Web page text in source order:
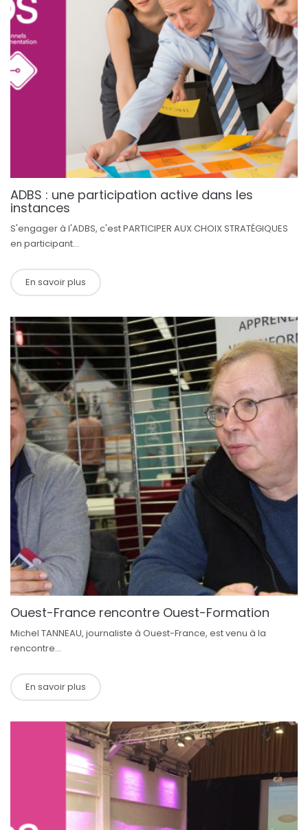
ADBS : une participation active dans les
instances
S'engager à l'ADBS, c'est PARTICIPER AUX CHOIX STRATÉGIQUES
en participant...
En savoir plus
Ouest-France rencontre Ouest-Formation
Michel TANNEAU, journaliste à Ouest-France, est venu à la
rencontre...
En savoir plus